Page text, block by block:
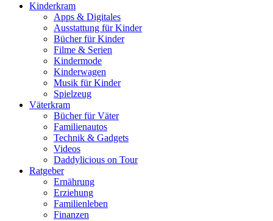
Kinderkram
Apps & Digitales
Ausstattung für Kinder
Bücher für Kinder
Filme & Serien
Kindermode
Kinderwagen
Musik für Kinder
Spielzeug
Väterkram
Bücher für Väter
Familienautos
Technik & Gadgets
Videos
Daddylicious on Tour
Ratgeber
Ernährung
Erziehung
Familienleben
Finanzen